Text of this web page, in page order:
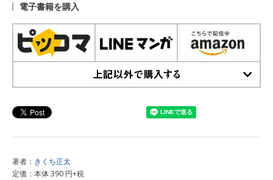
電子書籍を購入
著者： きくち正太
定価：本体 390 円+税